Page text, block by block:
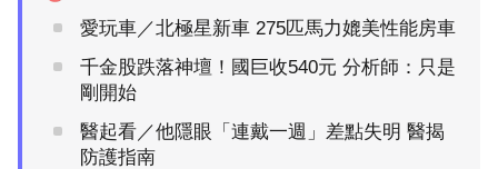
愛玩車／北極星新車 275匹馬力媲美性能房車
千金股跌落神壇！國巨收540元 分析師：只是
剛開始
醫起看／他隱眼「連戴一週」差點失明 醫揭
防護指南